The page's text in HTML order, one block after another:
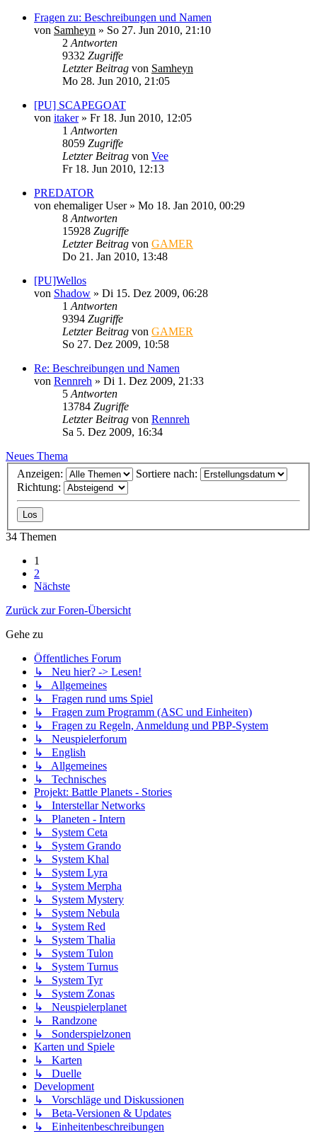
Fragen zu: Beschreibungen und Namen
von Samheyn » So 27. Jun 2010, 21:10
2 Antworten
9332 Zugriffe
Letzter Beitrag von Samheyn
Mo 28. Jun 2010, 21:05
[PU] SCAPEGOAT
von itaker» Fr 18. Jun 2010, 12:05
1 Antworten
8059 Zugriffe
Letzter Beitrag von Vee
Fr 18. Jun 2010, 12:13
PREDATOR
von ehemaliger User» Mo 18. Jan 2010, 00:29
8 Antworten
15928 Zugriffe
Letzter Beitrag von GAMER
Do 21. Jan 2010, 13:48
[PU]Wellos
von Shadow » Di 15. Dez 2009, 06:28
1 Antworten
9394 Zugriffe
Letzter Beitrag von GAMER
So 27. Dez 2009, 10:58
Re: Beschreibungen und Namen
von Rennreh » Di 1. Dez 2009, 21:33
5 Antworten
13784 Zugriffe
Letzter Beitrag von Rennreh
Sa 5. Dez 2009, 16:34
Neues Thema
Anzeigen:
Sortiere nach:
Richtung:
34 Themen
1
2
Nächste
Zurück zur Foren-Übersicht
Gehe zu
Öffentliches Forum
↳ Neu hier? -> Lesen!
↳ Allgemeines
↳ Fragen rund ums Spiel
↳ Fragen zum Programm (ASC und Einheiten)
↳ Fragen zu Regeln, Anmeldung und PBP-System
↳ Neuspielerforum
↳ English
↳ Allgemeines
↳ Technisches
Projekt: Battle Planets - Stories
↳ Interstellar Networks
↳ Planeten - Intern
↳ System Ceta
↳ System Grando
↳ System Khal
↳ System Lyra
↳ System Merpha
↳ System Mystery
↳ System Nebula
↳ System Red
↳ System Thalia
↳ System Tulon
↳ System Turnus
↳ System Tyr
↳ System Zonas
↳ Neuspielerplanet
↳ Randzone
↳ Sonderspielzonen
Karten und Spiele
↳ Karten
↳ Duelle
Development
↳ Vorschläge und Diskussionen
↳ Beta-Versionen & Updates
↳ Einheitenbeschreibungen